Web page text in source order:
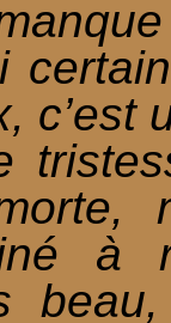
c’est
à